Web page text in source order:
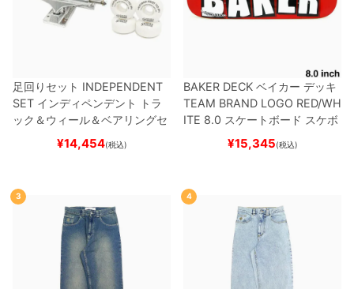
足回りセット INDEPENDENT
SET インディペンデント
トラ
ック＆ウィール＆ベアリングセ
（トリック用）
ード スケボー
¥14,454(税込)
BAKER DECK ベイカー デッキ
TEAM BRAND LOGO RED/WH
ITE 8.0 スケートボード スケボ
¥15,345(税込)
3 4